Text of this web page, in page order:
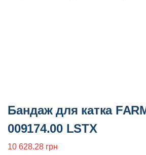
Бандаж для катка
009174.00 LSTX
10 628.28 грн